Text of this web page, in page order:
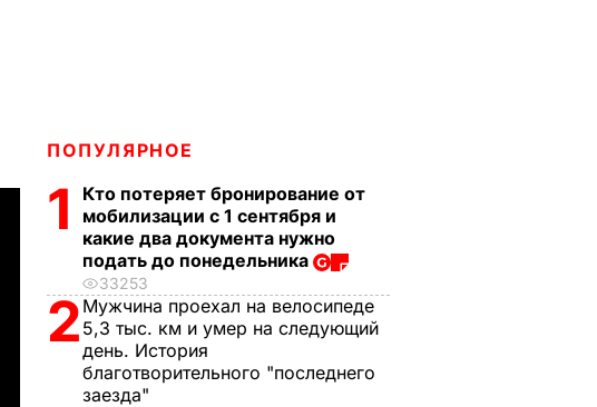
ПОПУЛЯРНОЕ
1
Кто потеряет бронирование от
мобилизации с 1 сентября и
какие два документа нужно
подать до понедельника
33253
2 Мужчина проехал на велосипеде
5,3 тыс. км и умер на следующий
день. История
благотворительного "последнего
заезда"